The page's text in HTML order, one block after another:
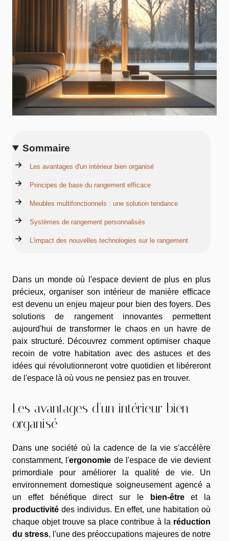
Sommaire
Les avantages d'un intérieur bien organisé
Principes de base du rangement efficace
Meubles multifonctionnels : une solution tendance
Systèmes de rangement personnalisés
L'impact des nouvelles technologies sur le rangement
Dans un monde où l'espace devient de plus en plus
précieux, organiser son intérieur de manière efficace
est devenu un enjeu majeur pour bien des foyers. Des
solutions de rangement innovantes permettent
aujourd'hui de transformer le chaos en un havre de
paix structuré. Découvrez comment optimiser chaque
recoin de votre habitation avec des astuces et des
idées qui révolutionneront votre quotidien et libéreront
de l'espace là où vous ne pensiez pas en trouver.
Les avantages d'un intérieur bien
organisé
Dans une société où la cadence de la vie s'accélère
constamment, l'ergonomie de l'espace de vie devient
primordiale pour améliorer la qualité de vie. Un
environnement domestique soigneusement agencé a
un effet bénéfique direct sur le
bien-êtreet la
productivité des individus. En effet, une habitation où
chaque objet trouve sa place contribue à la réduction
du stress, l'une des préoccupations majeures de notre